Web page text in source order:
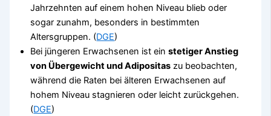
Jahrzehnten auf einem hohen Niveau blieb oder
sogar zunahm, besonders in bestimmten
Altersgruppen. (DGE)
Bei jüngeren Erwachsenen ist einstetiger Anstieg
von Übergewicht und Adipositas zu beobachten,
während die Raten bei älteren Erwachsenen auf
hohem Niveau stagnieren oder leicht zurückgehen.
(DGE)